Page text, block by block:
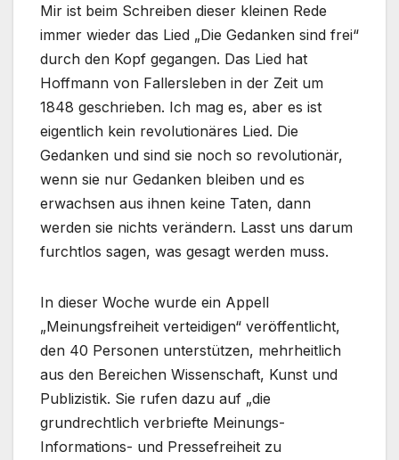
Mir ist beim Schreiben dieser kleinen Rede
immer wieder das Lied „Die Gedanken sind frei“
durch den Kopf gegangen. Das Lied hat
Hoffmann von Fallersleben in der Zeit um
1848 geschrieben. Ich mag es, aber es ist
eigentlich kein revolutionäres Lied. Die
Gedanken und sind sie noch so revolutionär,
wenn sie nur Gedanken bleiben und es
erwachsen aus ihnen keine Taten, dann
werden sie nichts verändern. Lasst uns darum
furchtlos sagen, was gesagt werden muss.
In dieser Woche wurde ein Appell
„Meinungsfreiheit verteidigen“ veröffentlicht,
den 40 Personen unterstützen, mehrheitlich
aus den Bereichen Wissenschaft, Kunst und
Publizistik. Sie rufen dazu auf „die
grundrechtlich verbriefte Meinungs-
Informations- und Pressefreiheit zu